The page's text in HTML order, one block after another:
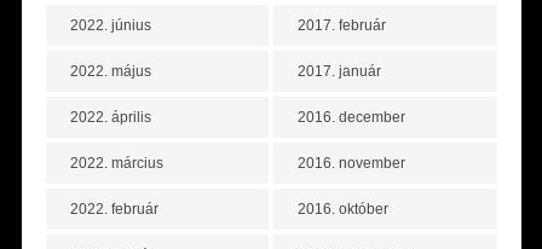
2022. június
2022. május
2022. április
2022. március
2022. február
2017. február
2017. január
2016. december
2016. november
2016. október